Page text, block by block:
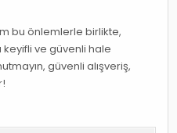
bu önlemlerle birlikte,
ve güvenli hale
güvenli alışveriş,